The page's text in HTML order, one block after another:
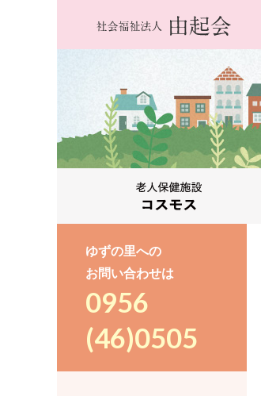
ゆずの里への
お問い合わせは
0956
(46)0505